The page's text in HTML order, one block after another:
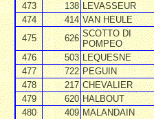
473
138 LEVASSEUR
474
414 VAN HEULE
475
626 SCOTTO DI
POMPEO
476
503 LEQUESNE
477
722 PEGUIN
478
217 CHEVALIER
479
620 HALBOUT
480
409 MALANDAIN